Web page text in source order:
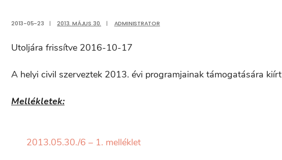
2013-05-23 | 2013. MÁJUS 30. | ADMINISTRATOR
Utoljára frissítve 2016-10-17
A helyi civil szerveztek 2013. évi programjainak támogatására kiírt
Mellékletek:
2013.05.30./6 – 1. melléklet